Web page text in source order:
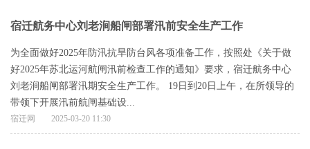
宿迁航务中心刘老涧船闸部署汛前安全生产工作
为全面做好2025年防汛抗旱防台风各项准备工作，按照处《关于做
好2025年苏北运河航闸汛前检查工作的通知》要求，宿迁航务中心
刘老涧船闸部署汛期安全生产工作。 19日到20日上午，在所领导的
带领下开展汛前航闸基础设...
宿迁网 2025-03-20 11:30